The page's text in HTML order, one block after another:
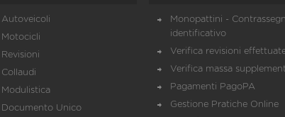
Autoveicoli
Motocicli
Revisioni
Collaudi
Modulistica
Documento Unico
Monopattini -
identificativo
Verifica revisioni
Verifica massa
Pagamenti PagoPA
Gestione Pratiche Online